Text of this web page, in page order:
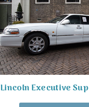
Lincoln Executive